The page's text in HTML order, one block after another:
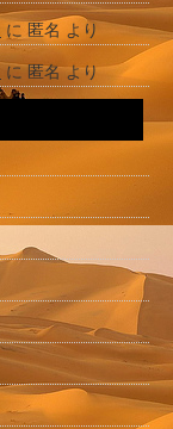
に 匿名 より
に匿名より